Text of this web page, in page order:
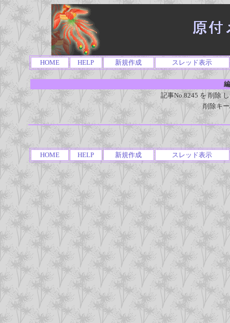
HOME HELP 新規作成 スレッド表示
記事No.8245 を 削除
削除キ
HOME HELP 新規作成 スレッド表示